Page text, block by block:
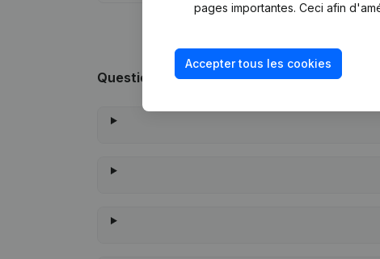
Questions fréquemment posées
pages importantes. Ceci afin
Accepter tous les cookies